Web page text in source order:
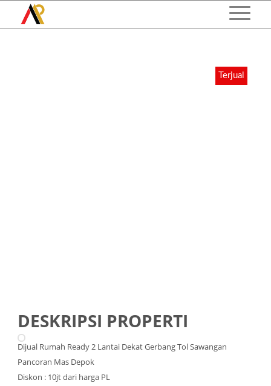
Terjual
DESKRIPSI PROPERTI
Dijual Rumah Ready 2 Lantai Dekat Gerbang Tol Sawangan
Pancoran Mas Depok
Diskon : 10jt dari harga PL